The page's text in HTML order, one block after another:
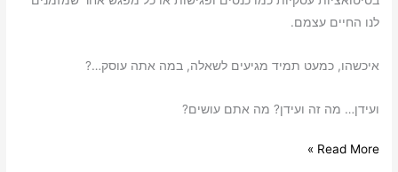
לנו החיים עצמם.
איכשהו, כמעט תמיד מגיעים לשאלה, במה אתה עוסק…?
ועידן… מה זה ועידן? מה אתם עושים?
Read More »